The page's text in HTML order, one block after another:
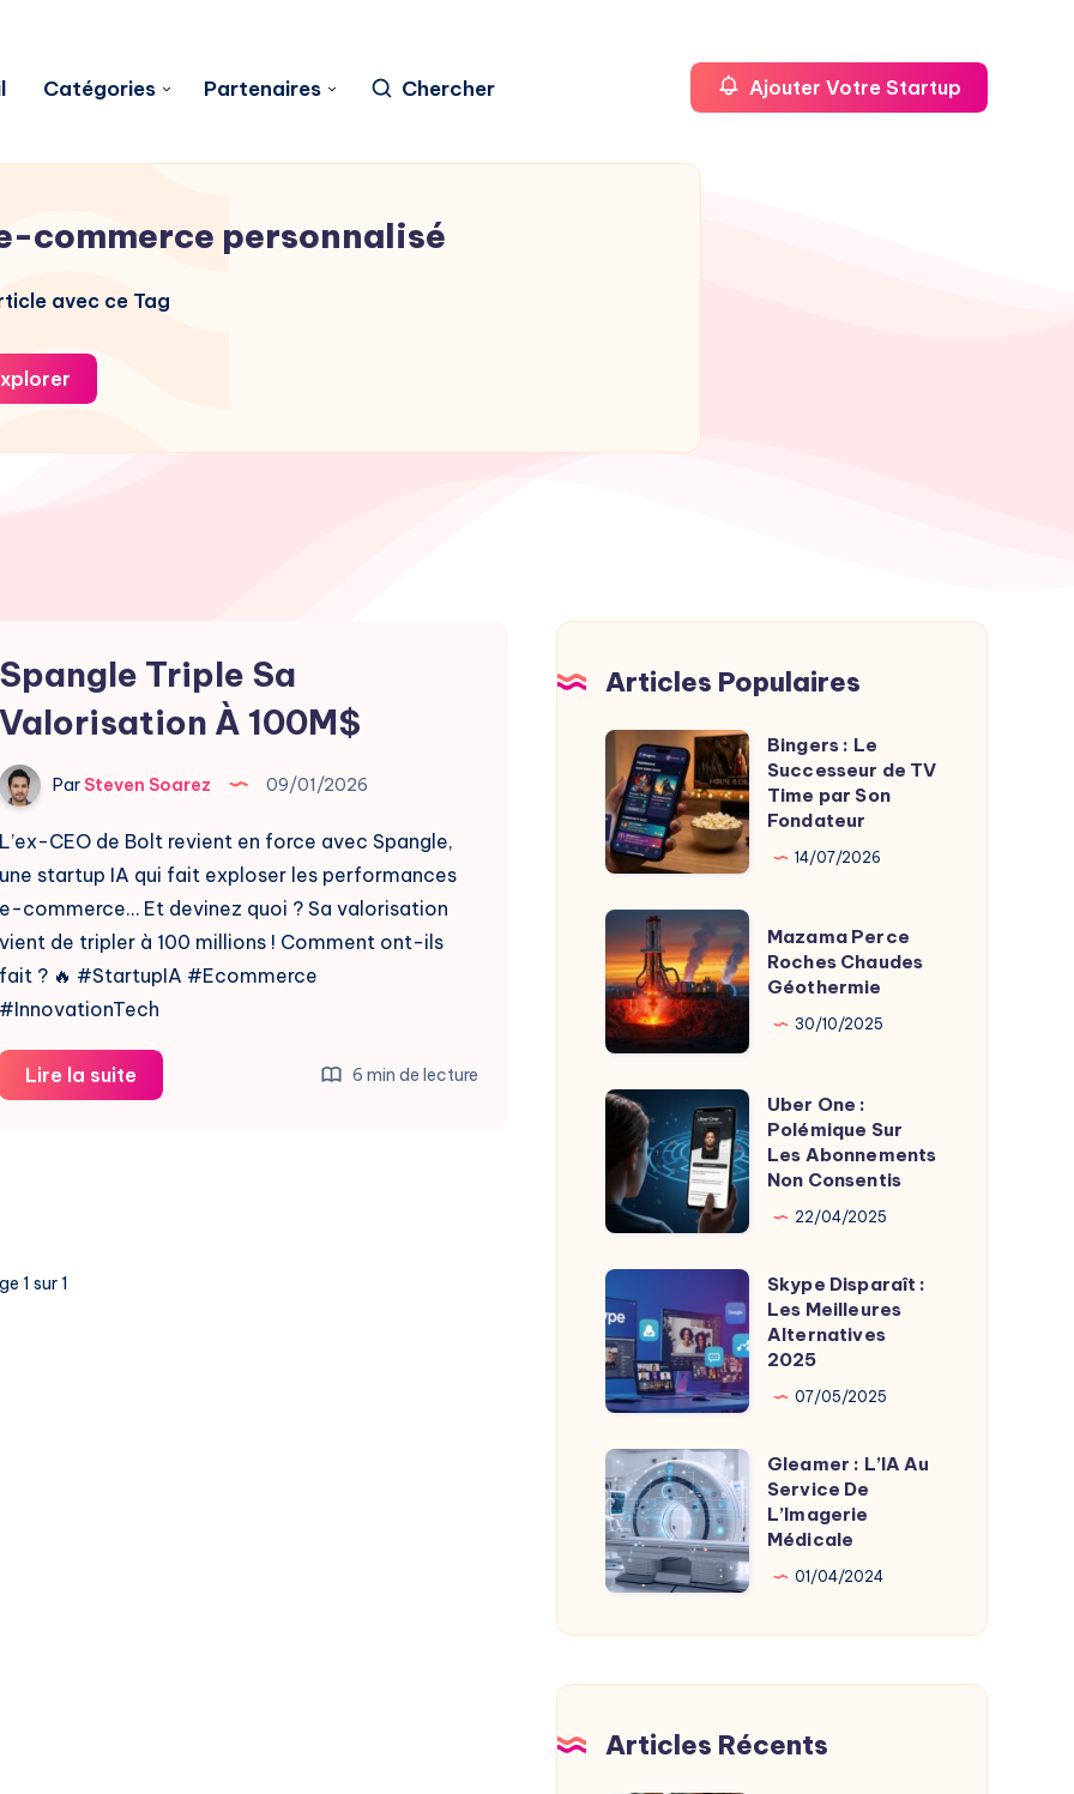
Catégories Partenaires Chercher Ajouter Votre Startup
commerce personnalisé
avec ce Tag
Spangle Triple Sa
Valorisation À 100M$
Par Steven Soarez 09/01/2026
L’ex-CEO de Bolt revient en force avec Spangle,
une startup IA qui fait exploser les performances
e-commerce… Et devinez quoi ? Sa valorisation
vient de tripler à 100 millions ! Comment ont-ils
fait ? 🔥 #StartupIA #Ecommerce
#InnovationTech
Lire la suiteSpangle
Triple
6 min de lecture
1 sur 1
Articles Populaires
Bingers
Le
Successeur
de
TV
Time
par
Son
Fondateur
Bingers : Le
Successeur de TV
Time par Son
Fondateur
14/07/2026
Mazama
Perce
Roches
Chaudes
Géothermie
Mazama Perce
Roches Chaudes
Géothermie
30/10/2025
Uber
One
Polémique
Sur
Les
Abonnements
Non
Consentis
Uber One :
Polémique Sur
Les Abonnements
Non Consentis
22/04/2025
Skype
Disparaît
:
Les
Meilleures
Alternatives
2025
Skype Disparaît :
Les Meilleures
Alternatives
2025
07/05/2025
Gleamer
:
L’IA
Au
Service
De
Gleamer : L’IA Au
Service De
L’Imagerie
Médicale
01/04/2024
Articles Récents